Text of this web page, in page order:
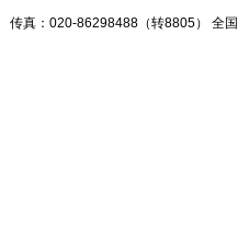
真：020-86298488（转8805） 全